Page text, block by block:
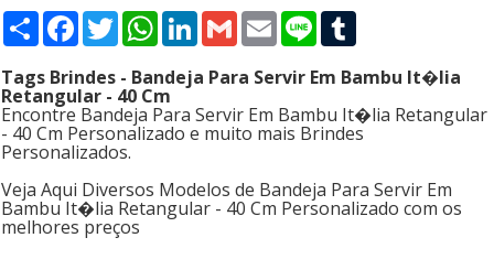
Compartilhar
Facebook
TwitterWhatsApp
LinkedIn
GmailEmailLine
Tags Brindes - Bandeja Para Servir Em Bambu It�lia
Retangular - 40 Cm
Encontre Bandeja Para Servir Em Bambu It�lia Retangular
- 40 Cm Personalizado e muito mais Brindes
Personalizados.
Veja Aqui Diversos Modelos de Bandeja Para Servir Em
Bambu It�lia Retangular - 40 Cm Personalizado com os
melhores preços